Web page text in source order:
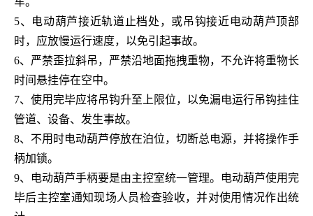
5、电动葫芦接近轨道止档处，或吊钩接近电动葫芦顶部
时，应放慢运行速度，以免引起事故。
6、严禁歪拉斜吊，严禁沿地面拖拽重物，不允许将重物长
时间悬挂停在空中。
7、使用完毕应将吊钩升至上限位，以免漏电运行吊钩挂住
管道、设备、发生事故。
8、不用时电动葫芦停放在泊位，切断总电源，并将操作手
柄加锁。
9、电动葫芦手柄要是由主控室统一管理。电动葫芦使用完
毕后主控室通知现场人员检查验收，并对使用情况作出统